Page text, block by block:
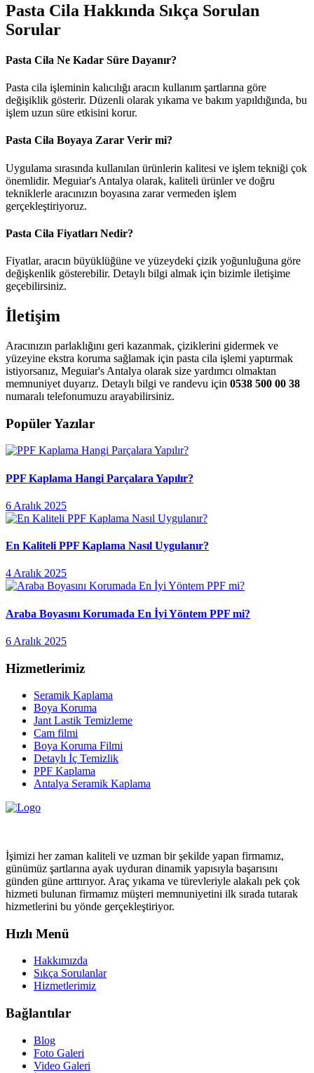
Pasta Cila Hakkında Sıkça Sorulan
Sorular
Pasta Cila Ne Kadar Süre Dayanır?
Pasta cila işleminin kalıcılığı aracın kullanım şartlarına göre
değişiklik gösterir. Düzenli olarak yıkama ve bakım yapıldığında, bu
işlem uzun süre etkisini korur.
Pasta Cila Boyaya Zarar Verir mi?
Uygulama sırasında kullanılan ürünlerin kalitesi ve işlem tekniği çok
önemlidir. Meguiar's Antalya olarak, kaliteli ürünler ve doğru
tekniklerle aracınızın boyasına zarar vermeden işlem
gerçekleştiriyoruz.
Pasta Cila Fiyatları Nedir?
Fiyatlar, aracın büyüklüğüne ve yüzeydeki çizik yoğunluğuna göre
değişkenlik gösterebilir. Detaylı bilgi almak için bizimle iletişime
geçebilirsiniz.
İletişim
Aracınızın parlaklığını geri kazanmak, çiziklerini gidermek ve
yüzeyine ekstra koruma sağlamak için pasta cila işlemi yaptırmak
istiyorsanız, Meguiar's Antalya olarak size yardımcı olmaktan
memnuniyet duyarız. Detaylı bilgi ve randevu için 0538 500 00 38
numaralı telefonumuzu arayabilirsiniz.
Popüler Yazılar
PPF Kaplama Hangi Parçalara Yapılır?
6 Aralık 2025
En Kaliteli PPF Kaplama Nasıl Uygulanır?
4 Aralık 2025
Araba Boyasını Korumada En İyi Yöntem PPF mi?
6 Aralık 2025
Hizmetlerimiz
Seramik Kaplama
Boya Koruma
Jant Lastik Temizleme
Cam filmi
Boya Koruma Filmi
Detaylı İç Temizlik
PPF Kaplama
Antalya Seramik Kaplama
İşimizi her zaman kaliteli ve uzman bir şekilde yapan firmamız,
günümüz şartlarına ayak uyduran dinamik yapısıyla başarısını
günden güne arttırıyor. Araç yıkama ve türevleriyle alakalı pek çok
hizmeti bulunan firmamız müşteri memnuniyetini ilk sırada tutarak
hizmetlerini bu yönde gerçekleştiriyor.
Hızlı Menü
Hakkımızda
Sıkça Sorulanlar
Hizmetlerimiz
Bağlantılar
Blog
Foto Galeri
Video Galeri